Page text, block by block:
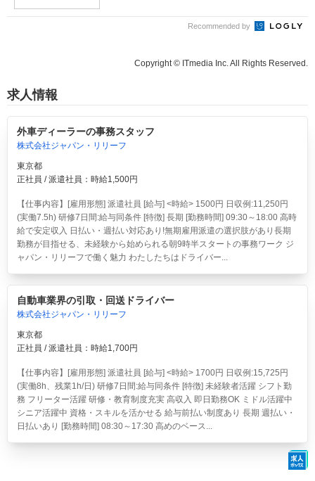
Recommended by
Copyright © ITmedia Inc. All Rights Reserved.
求人情報
外車ディーラーの事務スタッフ
株式会社ジャパン・リリーフ
東京都
正社員 / 派遣社員：時給1,500円
【仕事内容】[雇用形態] 派遣社員 [給与] <時給> 1500円 日収例:11,250円
(実働7.5h) 研修7日間:給与同条件 [特徴] 長期 [勤務時間] 09:30～18:00 高時
給で安定収入 日払い・週払い対応あり!無期雇用派遣の選択肢があり長期
勤務が目指せる、未経験から始められる朝9時半スタートの事務ワーク ジ
ャパン・リリーフで働く魅力 わたしたちはドライバー...
自動車業界の引取・回送ドライバー
株式会社ジャパン・リリーフ
東京都
正社員 / 派遣社員：時給1,700円
【仕事内容】[雇用形態] 派遣社員 [給与] <時給> 1700円 日収例:15,725円
(実働8h、残業1h/日) 研修7日間:給与同条件 [特徴] 未経験者活躍 シフト勤
務 フリーター活躍 研修・教育制度充実 高収入 即日勤務OK ミドル活躍中
シニア活躍中 資格・スキルを活かせる 給与前払い制度あり 長期 週払い・
日払いあり [勤務時間] 08:30～17:30 高めのベース...